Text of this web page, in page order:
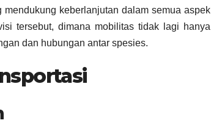
keberlanjutan dalam semua aspek
tersebut, dimana mobilitas tidak lagi hanya
dan hubungan antar spesies.